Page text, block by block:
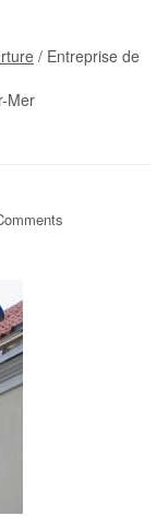
/ Entreprise de
Mer